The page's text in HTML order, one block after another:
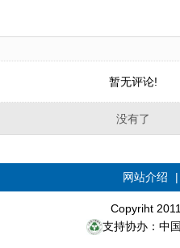
暂无评论!
没有了
网站介绍
Copyriht
支持协办：中